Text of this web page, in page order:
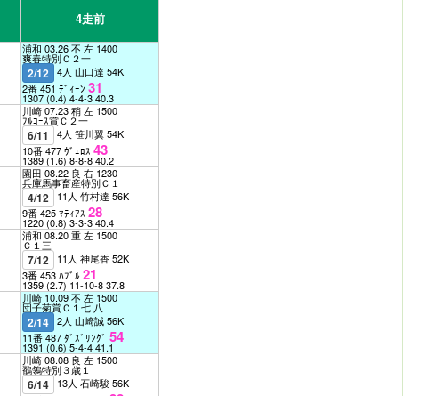
4走前
浦和 03.26 不 左 1400
爽春特別Ｃ２一
2/12 4人 山口達 54K
2番 451 ﾃﾞｨｰﾝ31
1307(0.4) 4-4-340.3
川崎 07.23 稍 左 1500
ﾌﾙｺｰｽ賞Ｃ２一
6/11
4人 笹川翼 54K
10番 477 ｳﾞｪﾛｽ43
1389(1.6)8-8-840.2
園田 08.22 良 右 1230
兵庫馬事畜産特別Ｃ１
4/12
11人 竹村達 56K
9番 425 ﾏﾃｨｱｽ28
1220(0.8) 3-3-340.4
浦和 08.20 重 左 1500
Ｃ１三
7/12
11人 神尾香 52K
3番 453 ﾊﾌﾞﾙ21
1359(2.7) 11-10-837.8
川崎 10.09 不 左 1500
団子菊賞Ｃ１七 八
2/14 2人 山崎誠 56K
11番 487 ﾀﾞｽﾞﾘﾝｸﾞ54
1391(0.6)5-4-441.1
川崎 08.08 良 左 1500
鶺鴒特別３歳１
6/14
13人 石崎駿 56K